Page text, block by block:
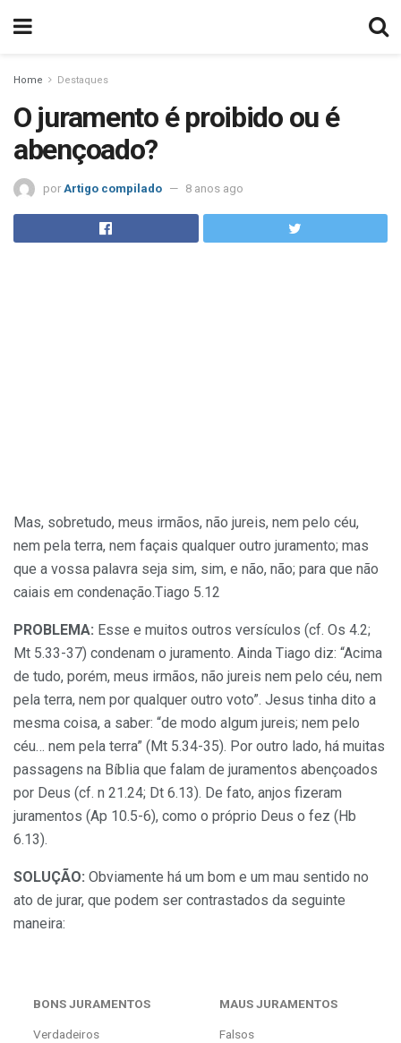
Home Destaques
O juramento é proibido ou é
abençoado?
por Artigo compilado 8 anos ago
Mas, sobretudo, meus irmãos, não jureis, nem pelo céu,
nem pela terra, nem façais qualquer outro juramento; mas
que a vossa palavra seja sim, sim, e não, não; para que não
caiais em condenação.Tiago 5.12
PROBLEMA: Esse e muitos outros versículos (cf. Os 4.2;
Mt 5.33-37) condenam o juramento. Ainda Tiago diz: “Acima
de tudo, porém, meus irmãos, não jureis nem pelo céu, nem
pela terra, nem por qualquer outro voto”. Jesus tinha dito a
mesma coisa, a saber: “de modo algum jureis; nem pelo
céu… nem pela terra” (Mt 5.34-35). Por outro lado, há muitas
passagens na Bíblia que falam de juramentos abençoados
por Deus (cf. n 21.24; Dt 6.13). De fato, anjos fizeram
juramentos (Ap 10.5-6), como o próprio Deus o fez (Hb
6.13).
SOLUÇÃO: Obviamente há um bom e um mau sentido no
ato de jurar, que podem ser contrastados da seguinte
maneira:
BONS JURAMENTOS MAUS JURAMENTOS
Verdadeiros Falsos